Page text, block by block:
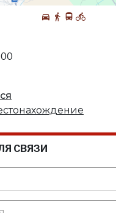
СВЯЗИ